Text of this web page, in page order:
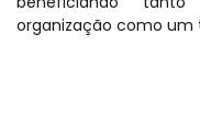
organização como um